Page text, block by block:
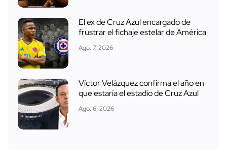
El ex de Cruz Azul encargado de
frustrar el fichaje estelar de América
Ago. 7, 2026
Víctor Velázquez confirma el año en
que estaría el estadio de Cruz Azul
Ago. 6, 2026